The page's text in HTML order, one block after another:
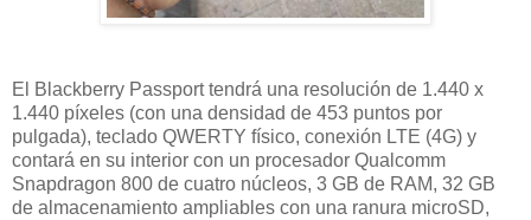
El Blackberry Passport tendrá una resolución de 1.440 x
1.440 píxeles (con una densidad de 453 puntos por
pulgada), teclado QWERTY físico, conexión LTE (4G) y
contará en su interior con un procesador Qualcomm
Snapdragon 800 de cuatro núcleos, 3 GB de RAM, 32 GB
de almacenamiento ampliables con una ranura microSD,